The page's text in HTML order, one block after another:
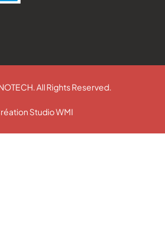
All Rights Reserved.
Studio WMI